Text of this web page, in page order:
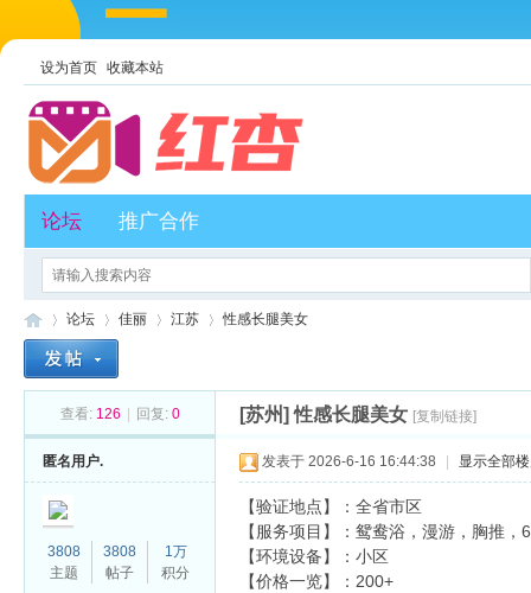
设为首页 收藏本站
论坛 推广合作
论坛
›
佳丽
›
江苏 性感长腿美女
查看: 126 回复: 0 [苏州]性感长腿美女 [复制链接]
匿名用户.
3808
主题
3808
帖子
1万
积分
发表于 2026-6-16 16:44:38 显示全部
【验证地点】：全省市区
【服务项目】：鸳鸯浴，漫游，胸推
【环境设备】：小区
【价格一览】：200+